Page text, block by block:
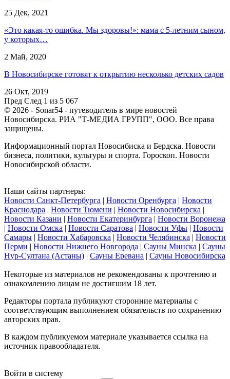
25 Дек, 2021
«Это какая-то ошибка. Мы здоровы!»: мама с 5-летним сыном,
у которых…
2 Май, 2020
В Новосибирске готовят к открытию несколько детских садов
26 Окт, 2019
Пред След 1 из 5 067
© 2026 - Sonar54 - путеводитель в мире новостей
Новосибирска. РИА "Т-МЕДИА ГРУПП", ООО. Все права
защищены.
Информационный портал Новосибиска и Бердска. Новости
бизнеса, политики, культуры и спорта. Гороскоп. Новости
Новосибирской области.
Наши сайты партнеры:
Новости Санкт-Петербурга | Новости Оренбурга | Новости
Краснодара | Новости Тюмени | Новости Новосибирска |
Новости Казани | Новости Екатеринбурга | Новости Воронежа
| Новости Омска | Новости Саратова | Новости Уфы | Новости
Самары | Новости Хабаровска | Новости Челябинска | Новости
Перми | Новости Нижнего Новгорода | Сауны Минска | Сауны
Нур-Султана (Астаны) | Сауны Еревана | Сауны Новосибирска
Некоторые из материалов не рекомендованы к прочтению и
ознакомлению лицам не достигшим 18 лет.
Редакторы портала публикуют сторонние материалы с
соответствующим выполнением обязательств по сохранению
авторских прав.
В каждом публикуемом материале указывается ссылка на
источник правообладателя.
Войти в систему